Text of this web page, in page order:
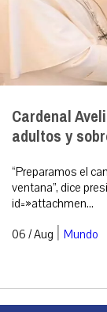
Cardenal
adultos y
“Preparamos el
ventana”, dice
id=»attachmen...
06 / Aug | Mundo